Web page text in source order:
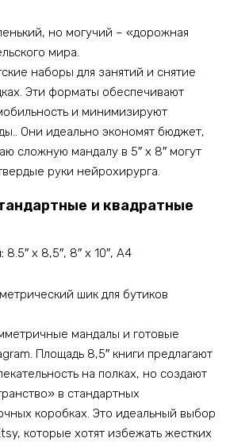
но могучий – «дорожная
мира.
наборы для занятий и снятие
Эти форматы обеспечивают
и минимизируют
Они идеально экономят бюджет,
сложную мандалу в 5″ х 8″ могут
руки нейрохирурга.
и квадратные
8.5″ х 8,5″, 8″ х 10″, A4
шик для бутиков
мандалы и готовые
Площадь 8,5″ книги предлагают
на полках, но создают
в стандартных
коробках. Это идеальный выбор
которые хотят избежать жестких